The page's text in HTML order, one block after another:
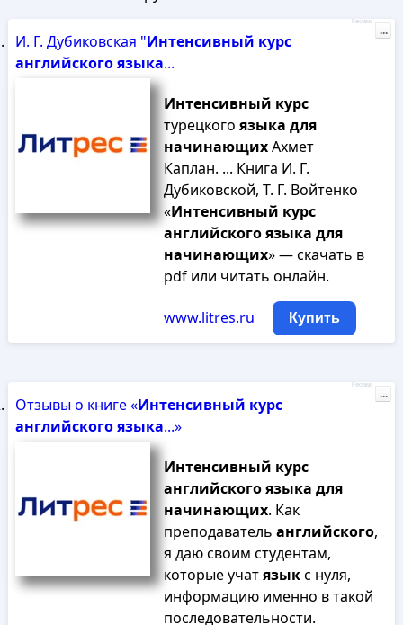
И. Г. Дубиковская "Интенсивный курс
английскогоязыка...
Интенсивный курс
турецкого языка для
начинающихАхмет
Каплан. ... Книга И. Г.
Дубиковской, Т. Г. Войтенко
«Интенсивный курс
английскогоязыка для
начинающих» — скачать в
pdf или читать онлайн.
www.litres.ru Купить
Реклама
...
Отзывы о книге «Интенсивный курс
английскогоязыка...»
Интенсивный курс
английскогоязыка для
начинающих. Как
преподаватель английского,
я даю своим студентам,
которые учатязыкс нуля,
информацию именно в такой
последовательности.
Реклама
...